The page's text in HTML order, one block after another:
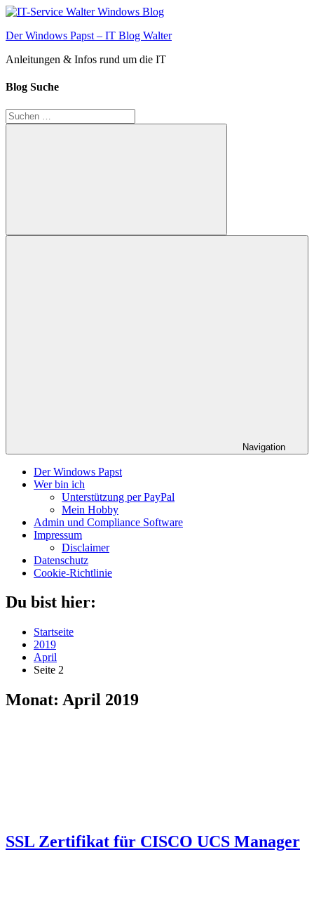
Zum
springen
Der Windows Papst – IT Blog Walter
Anleitungen & Infos rund um die IT
Blog Suche
Suchen
nach:
Suchen
Navigation
Der Windows Papst
Wer bin ich
Unterstützung per PayPal
Mein Hobby
Admin und Compliance Software
Impressum
Disclaimer
Datenschutz
Cookie-Richtlinie
Du bist hier:
Startseite
2019
April
Seite 2
Monat: April 2019
SSL Zertifikat für CISCO UCS Manager